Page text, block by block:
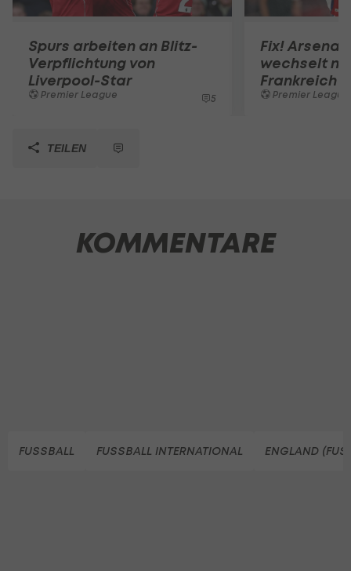
Spurs arbeiten an Blitz-
Verpflichtung von
Liverpool-Star
Premier League 5
Fix!
wechselt
Frankreich
Premier League
TEILEN
KOMMENTARE
FUSSBALL FUSSBALL INTERNATIONAL ENGLAND